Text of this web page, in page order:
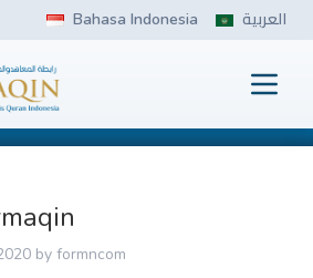
Bahasa Indonesia العربية
by formncom